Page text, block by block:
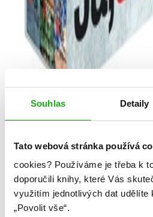
Souhlas Detaily
Tato webová stránka používá
cookies? Používáme je třeba k
doporučili knihy, které Vás
využitím jednotlivých dat udělíte
„Povolit vše“.
Já, JůTuber 1-3 BOX
sepsáno JůTubery